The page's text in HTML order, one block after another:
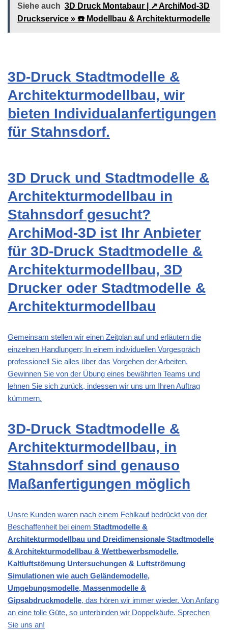
Siehe auch 3D Druck Montabaur | ↗️ ArchiMod-3D
Druckservice » ☎️ Modellbau & Architekturmodelle
3D-Druck Stadtmodelle &
Architekturmodellbau, wir
bieten Individualanfertigungen
für Stahnsdorf.
3D Druck und Stadtmodelle &
Architekturmodellbau in
Stahnsdorf gesucht?
ArchiMod-3D ist Ihr Anbieter
für 3D-Druck Stadtmodelle &
Architekturmodellbau, 3D
Drucker oder Stadtmodelle &
Architekturmodellbau
Gemeinsam stellen wir einen Zeitplan auf und erläutern die
einzelnen Handlungen; In einem individuellen Vorgespräch
professionell Sie alles über das Vorgehen der Arbeiten.
Gewinnen Sie von der Übung eines bewährten Teams und
lehnen Sie sich zurück, indessen wir uns um Ihren Auftrag
kümmern.
3D-Druck Stadtmodelle &
Architekturmodellbau, in
Stahnsdorf sind genauso
Maßanfertigungen möglich
Unsre Kunden waren nach einem Fehlkauf bedrückt von der
Beschaffenheit bei einem Stadtmodelle &
Architekturmodellbau und Dreidimensionale Stadtmodelle
& Architekturmodellbau & Wettbewerbsmodelle,
Kaltluftstömung Untersuchungen & Luftströmung
Simulationen wie auch Geländemodelle,
Umgebungsmodelle, Massenmodelle &
Gipsabdruckmodelle, das hören wir immer wieder. Von Anfang
an eine tolle Güte, so unterbinden wir Doppelkäufe. Sprechen
Sie uns an!